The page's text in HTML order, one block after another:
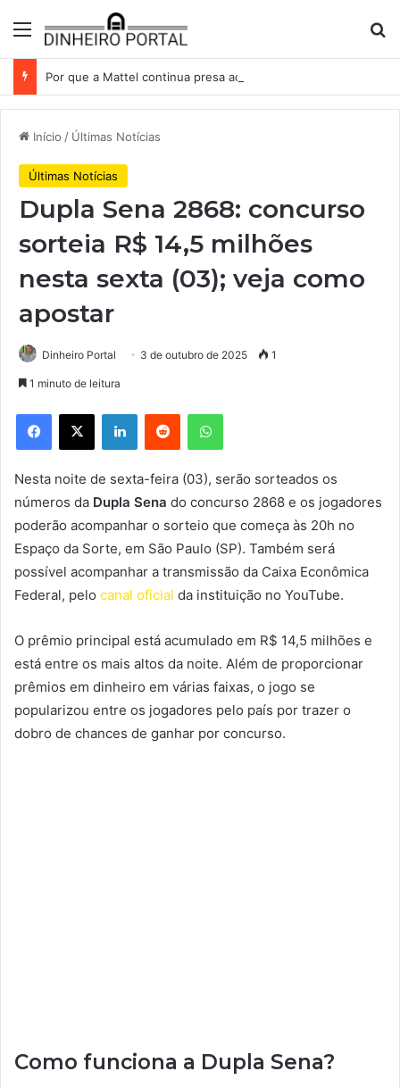
Menu
Início / Últimas Notícias
Últimas Notícias
Dupla Sena 2868: concurso
sorteia R$ 14,5 milhões
nesta sexta (03); veja como
apostar
Dinheiro Portal 3 de outubro de 2025 1
1 minuto de leitura
Facebook
X LinkedinReddit WhatsApp
Nesta noite de sexta-feira (03), serão sorteados os
números da Dupla Sena do concurso 2868 e os jogadores
poderão acompanhar o sorteio que começa às 20h no
Espaço da Sorte, em São Paulo (SP). Também será
possível acompanhar a transmissão da Caixa Econômica
Federal, pelo canal oficial da instituição no YouTube.
O prêmio principal está acumulado em R$ 14,5 milhões e
está entre os mais altos da noite. Além de proporcionar
prêmios em dinheiro em várias faixas, o jogo se
popularizou entre os jogadores pelo país por trazer o
dobro de chances de ganhar por concurso.
Como funciona a Dupla Sena?